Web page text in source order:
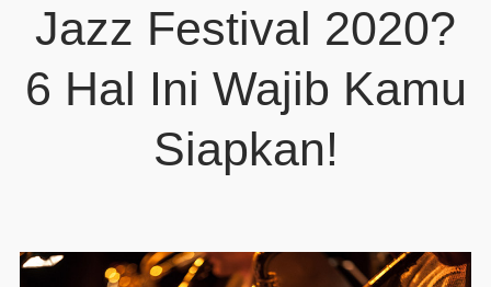
Jazz Festival 2020?
6 Hal Ini Wajib Kamu
Siapkan!